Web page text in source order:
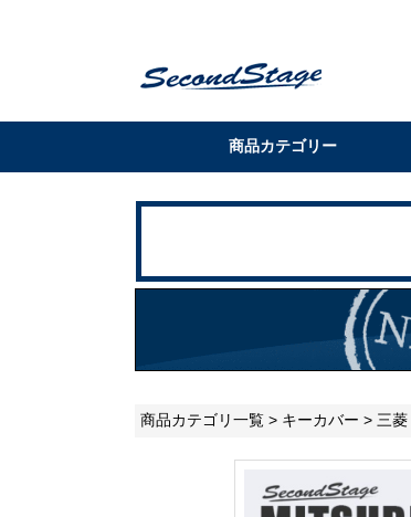
商品カテゴリー
商品カテゴリ一覧 > キーカバー > 三菱